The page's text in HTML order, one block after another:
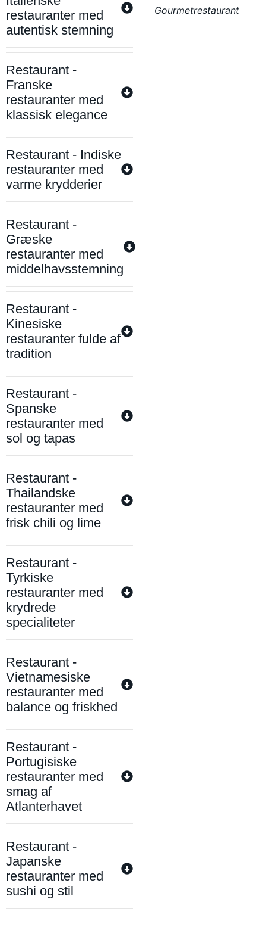
restauranter med
autentisk stemning
Restaurant -
Franske
restauranter med
klassisk elegance
Restaurant - Indiske
restauranter med
varme krydderier
Restaurant -
Græske
restauranter med
middelhavsstemning
Restaurant -
Kinesiske
restauranter fulde af
tradition
Restaurant -
Spanske
restauranter med
sol og tapas
Restaurant -
Thailandske
restauranter med
frisk chili og lime
Restaurant -
Tyrkiske
restauranter med
krydrede
specialiteter
Restaurant -
Vietnamesiske
restauranter med
balance og friskhed
Restaurant -
Portugisiske
restauranter med
smag af
Atlanterhavet
Restaurant -
Japanske
restauranter med
sushi og stil
Gourmetrestaurant